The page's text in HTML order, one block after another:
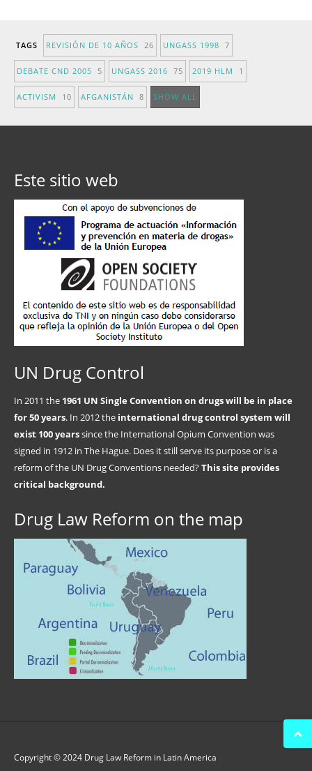
TAGS REVISIÓN DE 10 AÑOS 26 UNGASS 1998 7
DEBATE CND 2005 5 UNGASS 2016 75 2019 HLM 1
ACTIVISM 10 AFGANISTÁN 8 SHOW ALL
Este sitio web
UN Drug Control
In 2011 the 1961 UN Single Convention on drugs will be in place
for 50 years. In 2012 the international drug control system will
exist 100 yearssince the International Opium Convention was
signed in 1912 in The Hague. Does it still serve its purpose or is a
reform of the UN Drug Conventions needed?This site provides
critical background.
Drug Law Reform on the map
Copyright © 2024 Drug Law Reform in Latin America